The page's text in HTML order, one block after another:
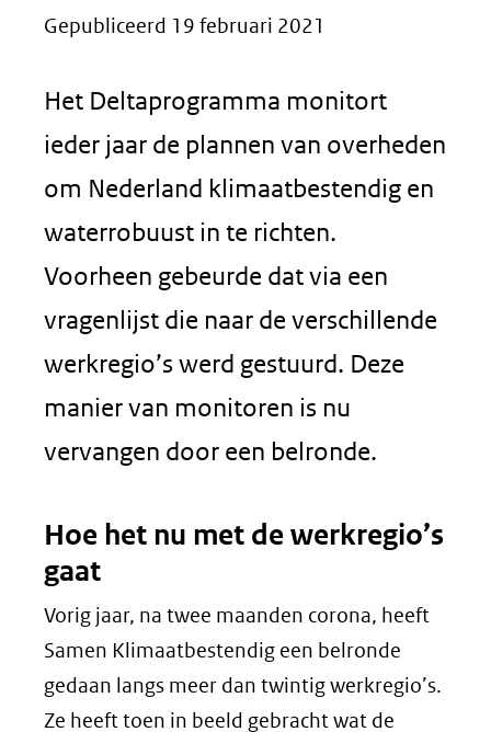
Gepubliceerd 19 februari 2021
Het Deltaprogramma monitort
ieder jaar de plannen van overheden
om Nederland klimaatbestendig en
waterrobuust in te richten.
Voorheen gebeurde dat via een
vragenlijst die naar de verschillende
werkregio’s werd gestuurd. Deze
manier van monitoren is nu
vervangen door een belronde.
Hoe het nu met de werkregio’s
gaat
Vorig jaar, na twee maanden corona, heeft
Samen Klimaatbestendig een belronde
gedaan langs meer dan twintig werkregio’s.
Ze heeft toen in beeld gebracht wat de